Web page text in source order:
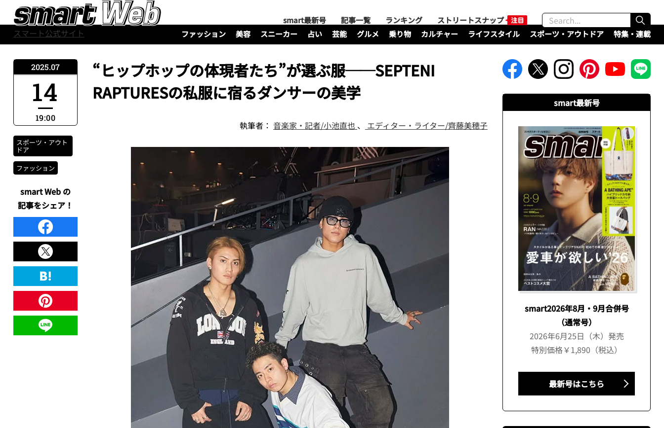
スマート公式サイト
smart最新号 記事一覧 ランキング
ストリートスナップ
ファッション
美容 スニーカー 占い 芸能 グルメ 乗り物 カルチャー ライフスタイル スポーツ・アウトドア 特集・連載
“ヒップホップの体現者たち”が選ぶ服──SEPTENI
RAPTURESの私服に宿るダンサーの美学
執筆者： 音楽家・記者/小池直也 、 エディター・ライター/齊藤美穂子
2025.07
14
19:00
スポーツ・アウト
ドア
ファッション
smart Web の
記事をシェア！
smart最新号
smart2026年8月・9月合併号
（通常号）
2026年6月25日（木）発売
特別価格￥1,890（税込）
最新号はこちら